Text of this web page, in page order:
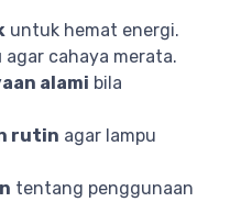
untuk hemat energi.
agar cahaya merata.
alami bila
rutin agar lampu
tentang penggunaan